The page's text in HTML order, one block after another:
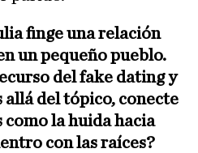
finge una relación
un pequeño pueblo.
del fake dating y
allá del tópico, conecte
como la huida hacia
con las raíces?